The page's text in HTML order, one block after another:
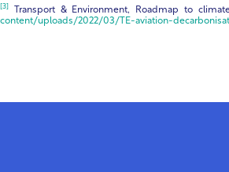
[3] Transport & Environment, Roadmap to
content/uploads/2022/03/TE-aviation-